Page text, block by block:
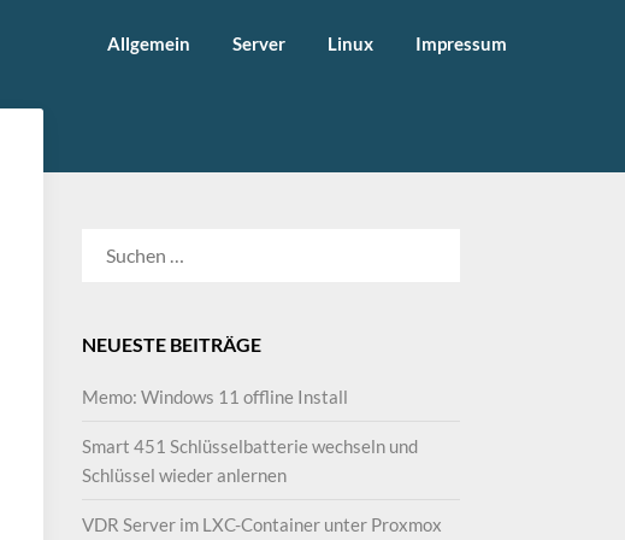
Allgemein Server Linux Impressum
NEUESTE BEITRÄGE
Memo: Windows 11 offline Install
Smart 451 Schlüsselbatterie wechseln und
Schlüssel wieder anlernen
VDR Server im LXC-Container unter Proxmox